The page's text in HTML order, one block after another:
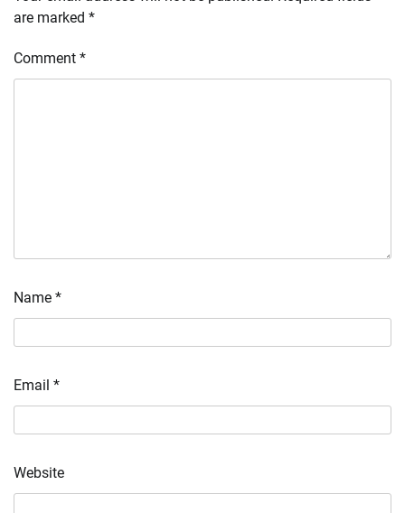
are marked *
Comment *
Name *
Email *
Website